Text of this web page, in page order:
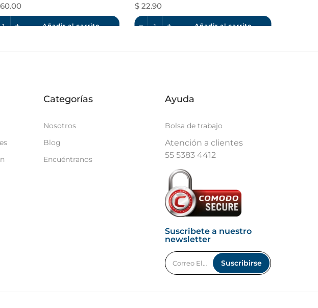
Añadir al carrito
$ 22.90
Añadir al carrito
Categorías
Nosotros
Blog
Encuéntranos
Ayuda
Bolsa de trabajo
Atención a clientes
55 5383 4412
Suscribete a nuestro
newsletter
Suscribirse